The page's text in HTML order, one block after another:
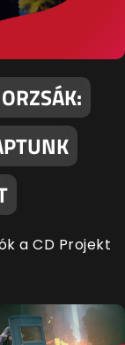
a CD Projekt